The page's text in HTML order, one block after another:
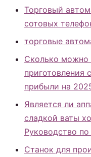
Торговый
сотовых
торговые
Сколько можно
приготовления
прибыли на
Является ли
сладкой ваты
Руководство
Станок для